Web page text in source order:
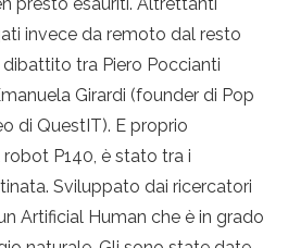
invece da remoto dal resto
dibattito tra Piero Poccianti
Girardi (founder di Pop
di QuestIT). E proprio
robot P140, è stato tra i
Sviluppato dai ricercatori
Artificial Human che è in grado